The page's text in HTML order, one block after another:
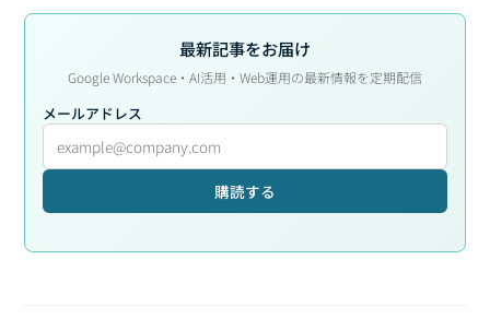
最新記事をお届け
Google Workspace・AI活用・Web運用の最新情報を定期配信
メールアドレス
購読する